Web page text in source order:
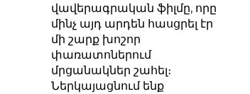
վավերագրական ֆիլմը, որը
մինչ այդ արդեն հասցրել էր
մի շարք խոշոր
փառատոներում
մրցանակներ շահել։
Ներկայացնում ենք